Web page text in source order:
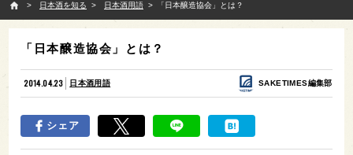
日本酒を知る
日本酒用語 「日本醸造協会」とは？
「日本醸造協会」とは？
2014.04.23 日本酒用語 SAKETIMES編集部
シェア